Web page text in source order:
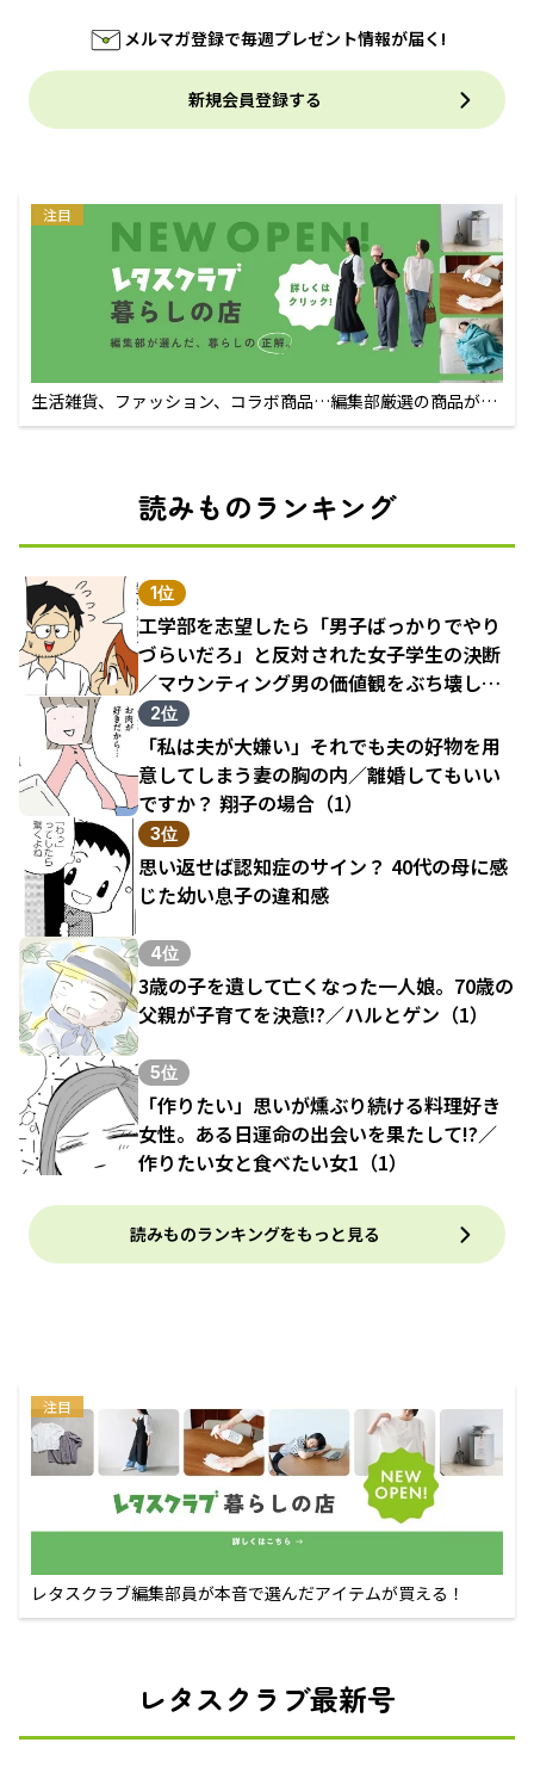
メルマガ登録で毎週プレゼント情報が届く!
新規会員登録する
注目
生活雑貨、ファッション、コラボ商品…編集部厳選の商品が買
えるECサイト
読みものランキング
1位
工学部を志望したら「男子ばっかりでやり
づらいだろ」と反対された女子学生の決断
／マウンティング男の価値観をぶち壊した
結果（1）
2位
「私は夫が大嫌い」それでも夫の好物を用
意してしまう妻の胸の内／離婚してもいい
ですか？ 翔子の場合（1）
3位
思い返せば認知症のサイン？ 40代の母に感
じた幼い息子の違和感
4位
3歳の子を遺して亡くなった一人娘。70歳の
父親が子育てを決意!?／ハルとゲン（1）
5位
「作りたい」思いが燻ぶり続ける料理好き
女性。ある日運命の出会いを果たして!?／
作りたい女と食べたい女1（1）
読みものランキングをもっと見る
注目
レタスクラブ編集部員が本音で選んだアイテムが買える！
レタスクラブ最新号